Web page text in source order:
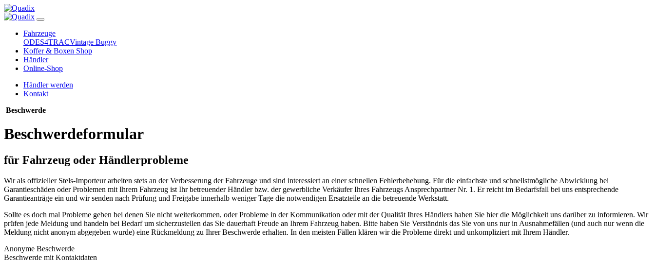
Fahrzeuge
ODES4TRACVintage Buggy
Koffer & Boxen Shop
Händler
Online-Shop
Händler werden
Kontakt
Beschwerde
Beschwerdeformular
für Fahrzeug oder Händlerprobleme
Wir als offizieller Stels-Importeur arbeiten stets an der Verbesserung der Fahrzeuge und sind interessiert an einer schnellen Fehlerbehebung. Für die einfachste und schnellstmögliche Abwicklung bei
Garantieschäden oder Problemen mit Ihrem Fahrzeug ist Ihr betreuender Händler bzw. der gewerbliche Verkäufer Ihres Fahrzeugs Ansprechpartner Nr. 1. Er reicht im Bedarfsfall bei uns entsprechende
Garantieanträge ein und wir senden nach Prüfung und Freigabe innerhalb weniger Tage die notwendigen Ersatzteile an die betreuende Werkstatt.
Sollte es doch mal Probleme geben bei denen Sie nicht weiterkommen, oder Probleme in der Kommunikation oder mit der Qualität Ihres Händlers haben Sie hier die Möglichkeit uns darüber zu informieren. Wir
prüfen jede Meldung und handeln bei Bedarf um sicherzustellen das Sie dauerhaft Freude an Ihrem Fahrzeug haben. Bitte haben Sie Verständnis das Sie von uns nur in Ausnahmefällen (und auch nur wenn die
Meldung nicht anonym abgegeben wurde) eine Rückmeldung zu Ihrer Beschwerde erhalten. In den meisten Fällen klären wir die Probleme direkt und unkompliziert mit Ihrem Händler.
Anonyme Beschwerde
Beschwerde mit Kontaktdaten